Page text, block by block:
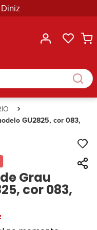
GU2825, cor 083,
Grau
cor 083,